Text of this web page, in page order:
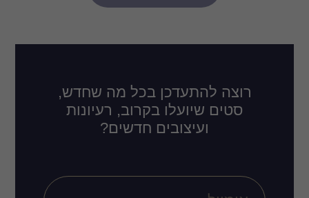
רוצה להתעדכן בכל מה שחדש,
סטים שיועלו בקרוב, רעיונות
ועיצובים חדשים?